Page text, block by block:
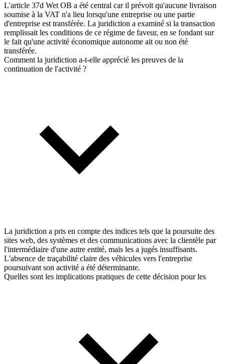
L'article 37d Wet OB a été central car il prévoit qu'aucune livraison
soumise à la VAT n'a lieu lorsqu'une entreprise ou une partie
d'entreprise est transférée. La juridiction a examiné si la transaction
remplissait les conditions de ce régime de faveur, en se fondant sur
le fait qu'une activité économique autonome ait ou non été
transférée.
Comment la juridiction a-t-elle apprécié les preuves de la
continuation de l'activité ?
La juridiction a pris en compte des indices tels que la poursuite des
sites web, des systèmes et des communications avec la clientèle par
l'intermédiaire d'une autre entité, mais les a jugés insuffisants.
L'absence de traçabilité claire des véhicules vers l'entreprise
poursuivant son activité a été déterminante.
Quelles sont les implications pratiques de cette décision pour les